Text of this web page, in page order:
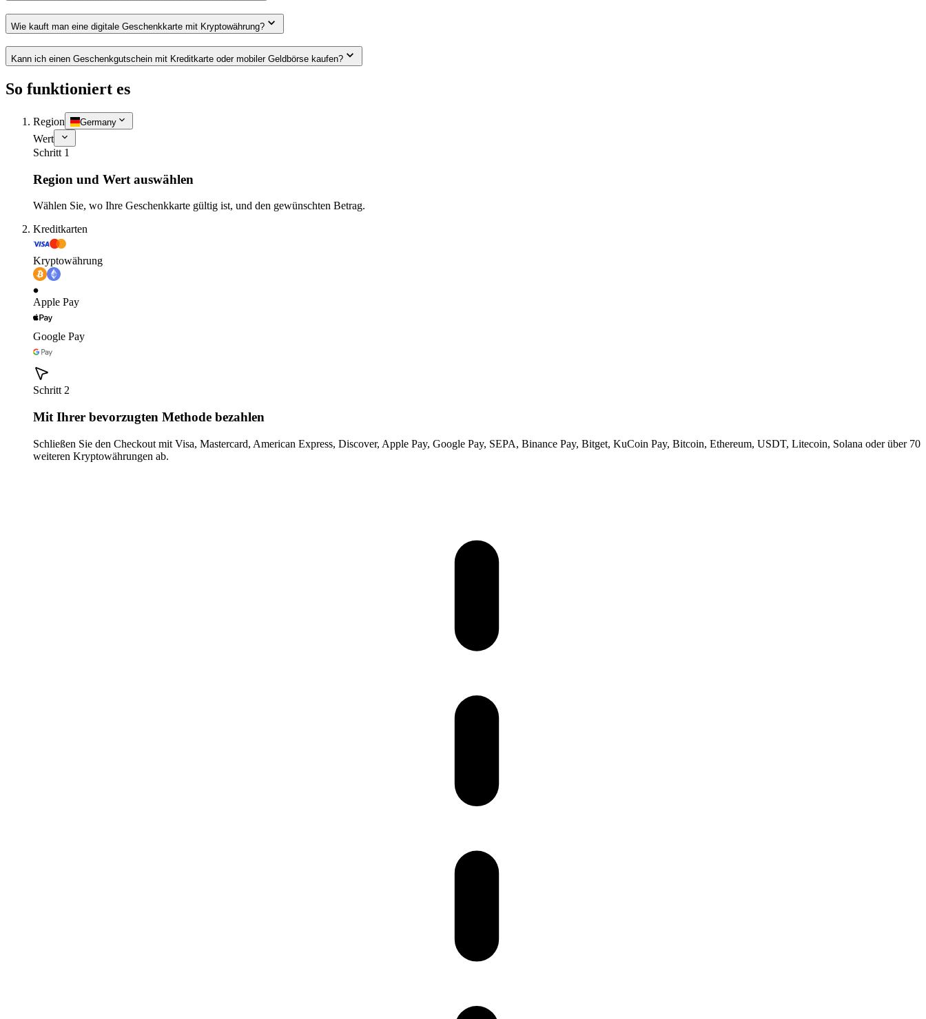
Wie kauft man eine digitale Geschenkkarte mit Kryptowährung?
Kann ich einen Geschenkgutschein mit Kreditkarte oder mobiler Geldbörse kaufen?
So funktioniert es
Region Germany
Wert
Schritt 1
Region und Wert auswählen
Wählen Sie, wo Ihre Geschenkkarte gültig ist, und den gewünschten Betrag.
Kreditkarten
Kryptowährung
Apple Pay
Google Pay
Schritt 2
Mit Ihrer bevorzugten Methode bezahlen
Schließen Sie den Checkout mit Visa, Mastercard, American Express, Discover, Apple Pay, Google Pay, SEPA, Binance Pay, Bitget, KuCoin Pay, Bitcoin, Ethereum, USDT, Litecoin, Solana oder über 70
weiteren Kryptowährungen ab.